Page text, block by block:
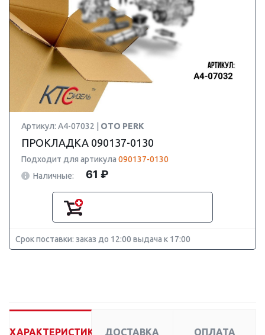
Артикул: A4-07032 | OTO PERK
ПРОКЛАДКА 090137-0130
Подходит для артикула 090137-0130
Наличные:
61 ₽
Срок поставки: заказ до 12:00 выдача к 17:00
ХАРАКТЕРИСТИКИ ДОСТАВКА ОПЛАТА